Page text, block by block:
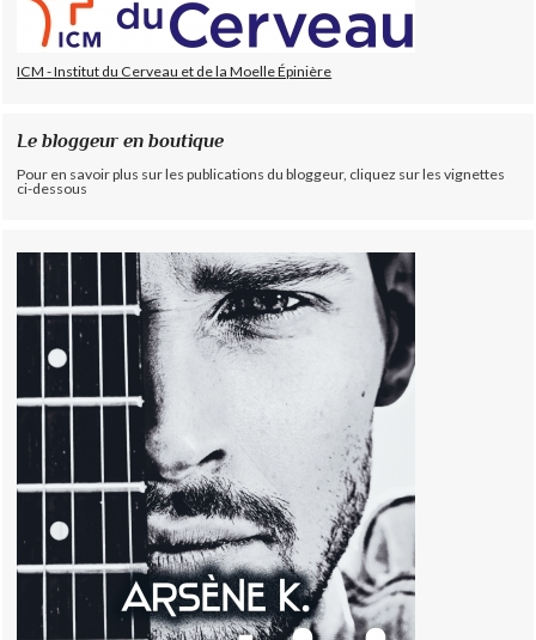
ICM - Institut du Cerveau et de la Moelle Épinière
Le bloggeur en boutique
Pour en savoir plus sur les publications du bloggeur, cliquez sur les vignettes
ci-dessous